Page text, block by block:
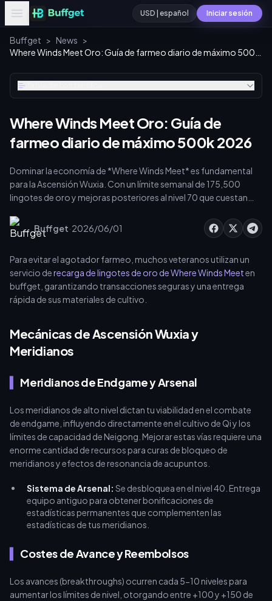
USD | español Iniciar sesión
Buffget > News >
Where Winds Meet Oro: Guía de
farmeo diario de máximo 500k 2026
Dominar la economía de *Where Winds Meet* es fundamental
para la Ascensión Wuxia. Con un límite semanal de 175,500
lingotes de oro y mejoras posteriores al nivel 70 que cuestan
Esta guía detalla rutinas diarias, cofres ocultos y estrategias de
comercio para asegurar lingotes de oro para avances de
acupuntura.
Buffget·2026/06/01
Para evitar el agotador farmeo, muchos veteranos utilizan un
servicio derecarga de lingotes de oro de Where Winds Meeten
buffget, garantizando transacciones seguras y una entrega
rápida de sus materiales de cultivo.
Mecánicas de Ascensión Wuxia y
Meridianos
Meridianos de Endgame y Arsenal
Los meridianos de alto nivel dictan tu viabilidad en el combate
de endgame, influyendo directamente en el cultivo de Qi y los
límites de capacidad de Neigong. Mejorar estas vías requiere una
enorme cantidad de recursos para curas de bloqueo de
meridianos y efectos de resonancia de acupuntos.
Sistema de Arsenal: Se desbloquea en el nivel 40. Entrega
equipo antiguo para obtener bonificaciones de
estadísticas permanentes que complementen las
estadísticas de tus meridianos.
Costes de Avance y Reembolsos
Los avances (breakthroughs) ocurren cada 5-10 niveles para
aumentar los límites de nivel, otorgando entre +100 y +150 de